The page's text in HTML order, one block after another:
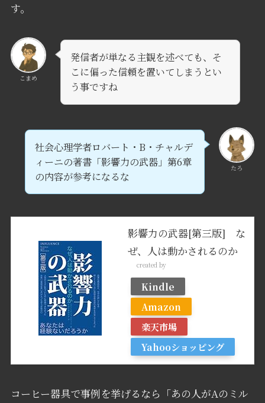
す。
こまめ
発信者が単なる主観を述べても、そ
こに偏った信頼を置いてしまうとい
う事ですね
たろ
社会心理学者ロバート・B・チャルデ
ィーニの著書「影響力の武器」第6章
の内容が参考になるな
影響力の武器[第三版] な
ぜ、人は動かされるのか
created by
Kindle
Amazon
楽天市場
Yahooショッピング
コーヒー器具で事例を挙げるなら「あの人がAのミル